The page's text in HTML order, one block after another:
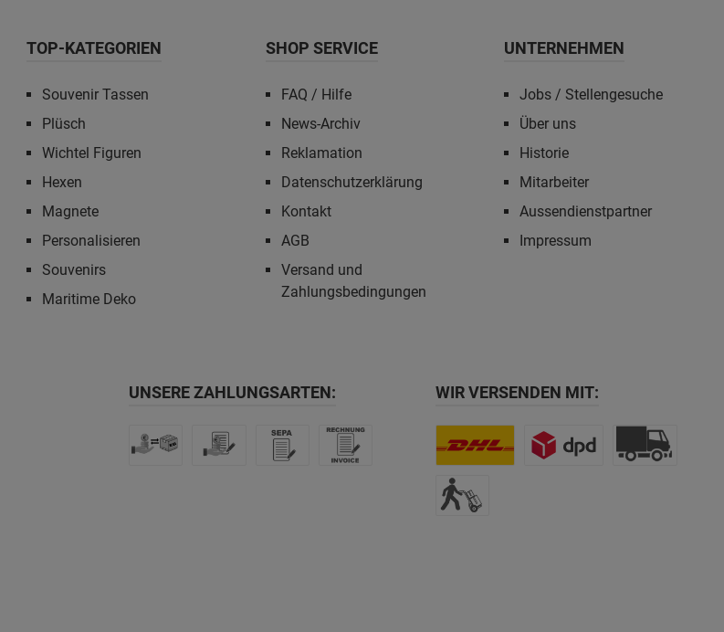
TOP-KATEGORIEN
Souvenir Tassen
Plüsch
Wichtel Figuren
Hexen
Magnete
Personalisieren
Souvenirs
Maritime Deko
SHOP SERVICE
FAQ / Hilfe
News-Archiv
Reklamation
Datenschutzerklärung
Kontakt
AGB
Versand und
Zahlungsbedingungen
UNTERNEHMEN
Jobs / Stellengesuche
Über uns
Historie
Mitarbeiter
Aussendienstpartner
Impressum
UNSERE ZAHLUNGSARTEN: WIR VERSENDEN MIT: